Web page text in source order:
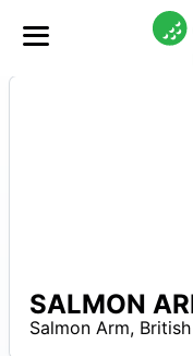
SALMON
Salmon Arm,